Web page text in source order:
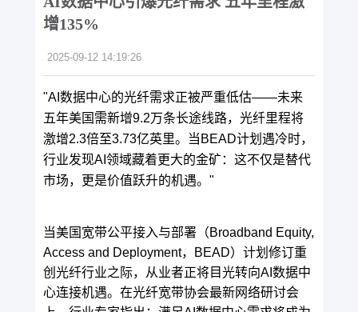
增135%
2025-09-12 14:19:26
"AI数据中心的光纤需求正被严重低估——未来
五年美国需新增9.2万条长途线路，光纤里程将
激增2.3倍至3.73亿英里。当BEAD计划遇冷时，
行业发现AI领域藏着更大的金矿：这不仅是替代
市场，更是价值跃升的机遇。"
当美国宽带公平接入与部署（Broadband Equity,
Access and Deployment，BEAD）计划修订重
创光纤行业之际，从业者正将目光转向AI数据中
心连接机遇。在光纤宽带协会最新网络研讨会